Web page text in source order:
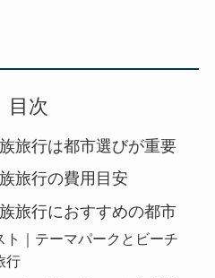
目次
旅行は都市選びが重要
旅行の費用目安
旅行におすすめの都市
ト｜テーマパークとビーチ
行